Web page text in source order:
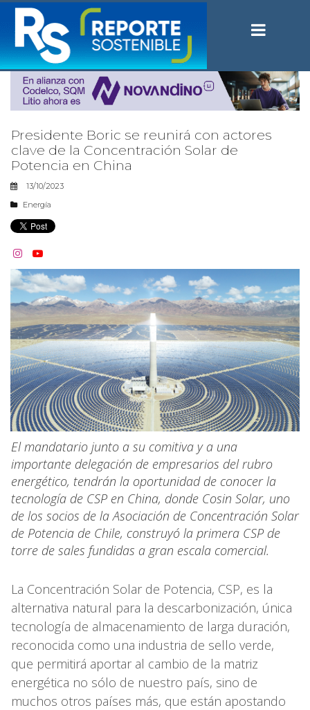
Presidente Boric se reunirá con actores
clave de la Concentración Solar de
Potencia en China
13/10/2023
Energía
 
El mandatario junto a su comitiva y a una
importante delegación de empresarios del rubro
energético, tendrán la oportunidad de conocer la
tecnología de CSP en China, donde Cosin Solar, uno
de los socios de la Asociación de Concentración Solar
de Potencia de Chile, construyó la primera CSP de
torre de sales fundidas a gran escala comercial.
La Concentración Solar de Potencia, CSP, es la
alternativa natural para la descarbonización, única
tecnología de almacenamiento de larga duración,
reconocida como una industria de sello verde,
que permitirá aportar al cambio de la matriz
energética no sólo de nuestro país, sino de
muchos otros países más, que están apostando